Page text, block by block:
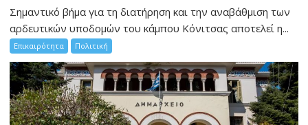
Σημαντικό βήμα για τη διατήρηση και την αναβάθμιση των
αρδευτικών υποδομών του κάμπου Κόνιτσας αποτελεί η...
Επικαιρότητα Πολιτική